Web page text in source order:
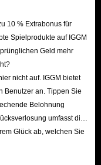
Sie
die den langen und
einer Basis und
möchten. Diese
sofortigen
Turnieren wie
10 % Extrabonus für
Spielprodukte auf IGGM
Geld mehr
nicht auf. IGGM bietet
Benutzer an. Tippen Sie
Belohnung
umfasst die
Glück ab, welchen Sie